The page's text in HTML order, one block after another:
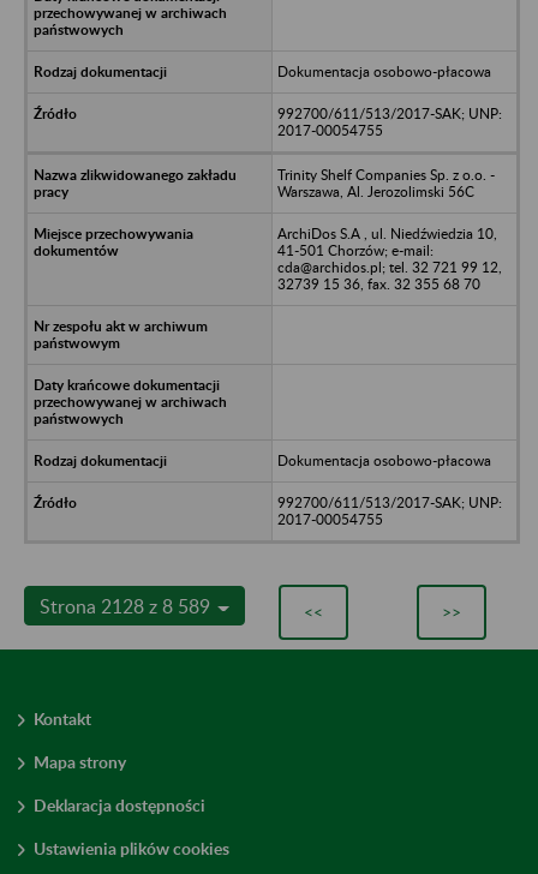
Dokumentacja osobowo-płacowa
992700/611/513/2017-SAK; UNP:
2017-00054755
Trinity Shelf Companies Sp. z o.o. -
Warszawa, Al. Jerozolimski 56C
ArchiDos S.A , ul. Niedźwiedzia 10,
41-501 Chorzów; e-mail:
cda@archidos.pl; tel. 32 721 99 12,
32739 15 36, fax. 32 355 68 70
Dokumentacja osobowo-płacowa
992700/611/513/2017-SAK; UNP:
2017-00054755
Strona 2128 z 8 589 << >>
Kontakt
Mapa strony
Deklaracja dostępności
Ustawienia plików cookies